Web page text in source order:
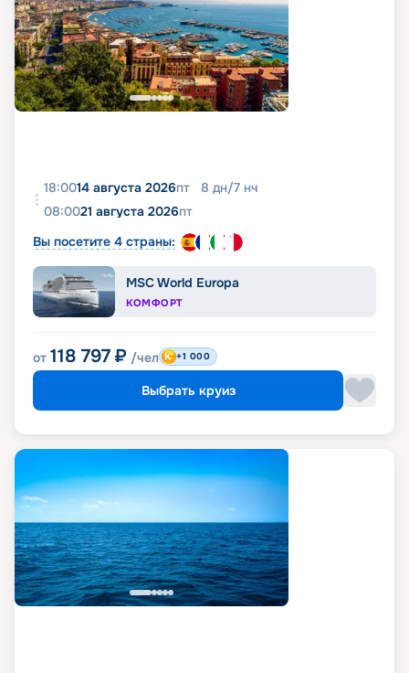
18:0014 августа 2026пт 8 дн/7 нч
08:0021 августа 2026пт
Вы посетите 4 страны:
MSC World Europa
КОМФОРТ
от 118 797 ₽ /чел +1 000
Выбрать круиз